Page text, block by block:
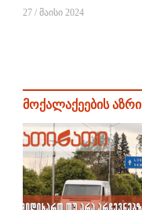
27 / მაისი 2024
მოქალაქეების აზრი